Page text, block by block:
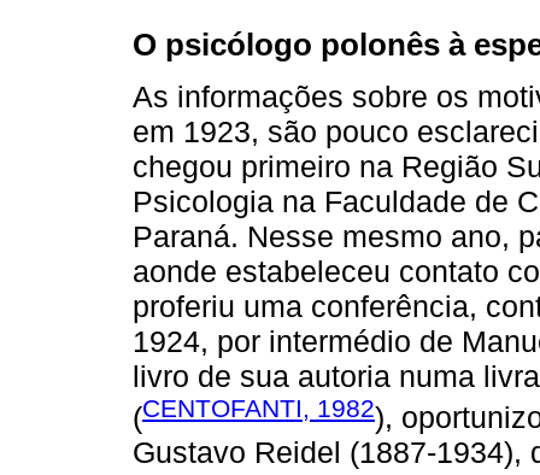
O psicólogo polonês à
As informações sobre os
em 1923, são pouco
chegou primeiro na Região
Psicologia na Faculdade de
Paraná. Nesse mesmo ano,
aonde estabeleceu contato
proferiu uma conferência,
1924, por intermédio de
livro de sua autoria numa
(CENTOFANTI, 1982),
Gustavo Reidel (1887-